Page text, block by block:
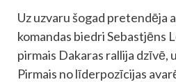
Uz uzvaru šogad pretendēja
komandas biedri Sebastjēns
pirmais Dakaras rallija dzīvē,
Pirmais no līderpozīcijas